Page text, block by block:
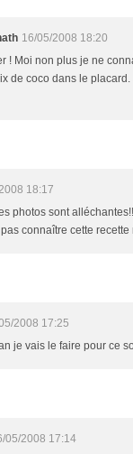
16/05/2008 18:20
! Moi non plus je ne
de coco dans le
18:17
photos sont
connaître cette
2008 17:25
je vais le faire pour ce
05/2008 17:14